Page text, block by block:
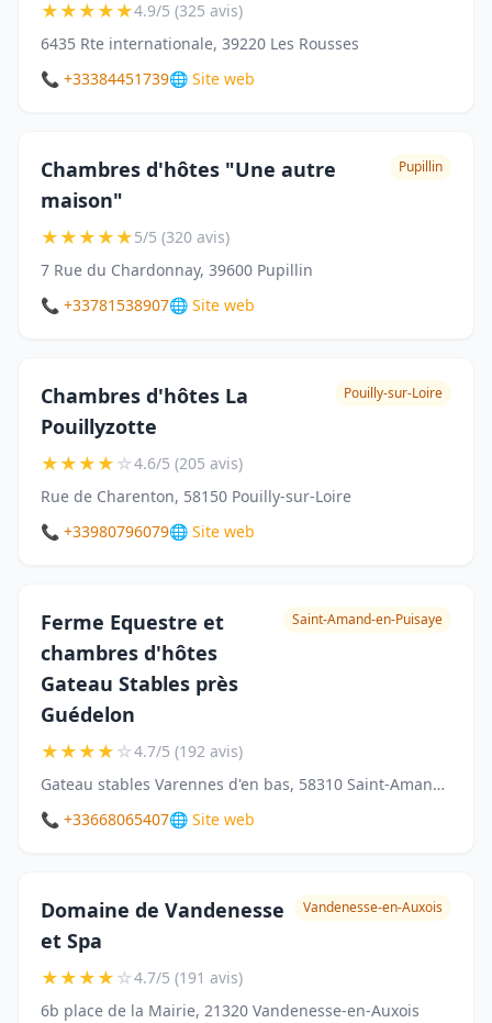
★★★★★4.9/5 (325 avis)
6435 Rte internationale, 39220 Les Rousses
📞 +33384451739🌐 Site web
Chambres d'hôtes "Une autre
maison"
Pupillin
★★★★★5/5 (320 avis)
7 Rue du Chardonnay, 39600 Pupillin
📞 +33781538907🌐 Site web
Chambres d'hôtes La
Pouillyzotte
Pouilly-sur-Loire
★★★★☆4.6/5 (205 avis)
Rue de Charenton, 58150 Pouilly-sur-Loire
📞 +33980796079🌐 Site web
Ferme Equestre et
chambres d'hôtes
Gateau Stables près
Guédelon
Saint-Amand-en-Puisaye
★★★★☆4.7/5 (192 avis)
Gateau stables Varennes d'en bas, 58310 Saint-Amand-en-Puisaye
📞 +33668065407🌐 Site web
Domaine de Vandenesse
et Spa
Vandenesse-en-Auxois
★★★★☆4.7/5 (191 avis)
6b place de la Mairie, 21320 Vandenesse-en-Auxois